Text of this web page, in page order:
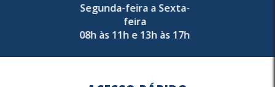
Segunda-feira a Sexta-
feira
08h às 11h e 13h às 17h